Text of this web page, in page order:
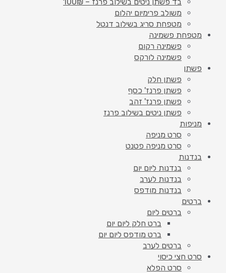
משולב פרימיום יהלום
מטפחת סריג בשילוב דנטל
מטפחת פשמינה
פשמינה רקום
פשמינה לורקס
פשתן
פשתן חלק
פשתן פרנז' כסף
פשתן פרנז' זהב
פשתן ניטים בשילוב פרנז
מניפות
סרט מניפה
סרט מניפה פטנט
בנדנות
בנדנות ליום יום
בנדנות לערב
בנדנות מודפס
ברטים
ברטים ליום
ברט חלק ליום יום
ברט מודפס ליום יום
ברטים לערב
סרט חצי כיסוי
סרט הפלא